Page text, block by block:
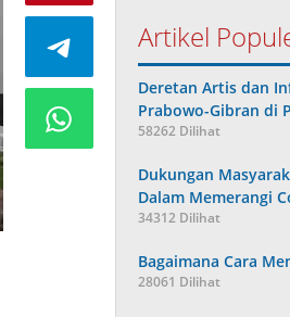
Artikel
Deretan Artis dan
Prabowo-Gibran di
58262 Dilihat
Dukungan
Dalam Memerangi
34312 Dilihat
Bagaimana Cara
28061 Dilihat